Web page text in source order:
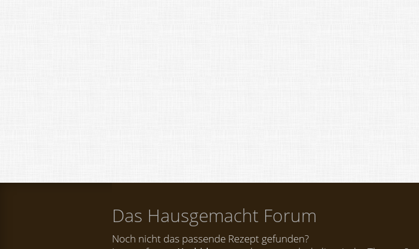
Das Hausgemacht Forum
Noch nicht das passende Rezept gefunden?